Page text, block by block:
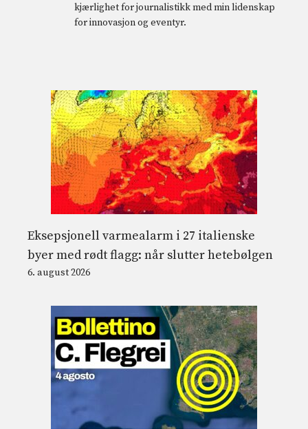
kjærlighet for journalistikk med min lidenskap
for innovasjon og eventyr.
Eksepsjonell varmealarm i 27 italienske
byer med rødt flagg: når slutter hetebølgen
6. august 2026